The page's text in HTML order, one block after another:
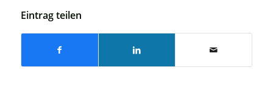
Eintrag teilen